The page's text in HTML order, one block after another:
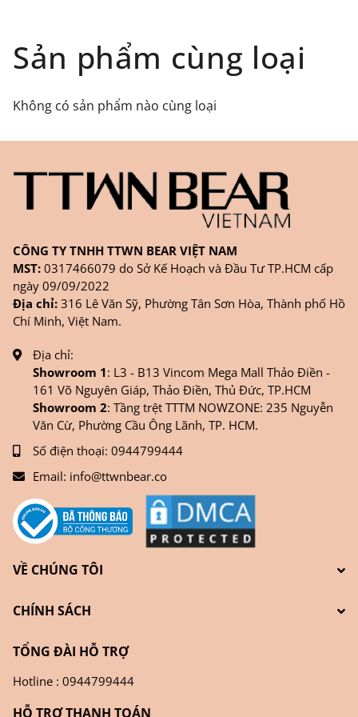
Đối tượng áp dụng: Khách hàng đặt
hàng ONLINE trên trangWEBSITE/
FANPAGE/ZALO/
Thời gian nhận hàng: Đối với đơn hàng Online tại
TPHCM, sản phẩm sẽ được giao sớm nhất là 1
ngày sau khi đặt.
Sản phẩm cùng loại
Không có sản phẩm nào cùng loại
CÔNG TY TNHH TTWN BEAR VIỆT NAM
MST: 0317466079 do Sở Kế Hoạch và Đầu Tư TP.HCM cấp
ngày 09/09/2022
Địa chỉ: 316 Lê Văn Sỹ, Phường Tân Sơn Hòa, Thành phố Hồ
Chí Minh, Việt Nam.
Địa chỉ:
Showroom 1: L3 - B13 Vincom Mega Mall Thảo Điền -
161 Võ Nguyên Giáp, Thảo Điền, Thủ Đức, TP.HCM
Showroom 2: Tầng trệt TTTM NOWZONE: 235 Nguyễn
Văn Cừ, Phường Cầu Ông Lãnh, TP. HCM.
Số điện thoại: 0944799444
Email: info@ttwnbear.co
VỀ CHÚNG TÔI
CHÍNH SÁCH
TỔNG ĐÀI HỖ TRỢ
Hotline : 0944799444
HỖ TRỢ THANH TOÁN